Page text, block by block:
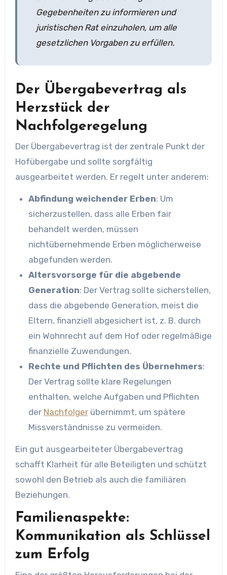
Gegebenheiten zu informieren und
juristischen Rat einzuholen, um alle
gesetzlichen Vorgaben zu erfüllen.
Der Übergabevertrag als
Herzstück der
Nachfolgeregelung
Der Übergabevertrag ist der zentrale Punkt der
Hofübergabe und sollte sorgfältig
ausgearbeitet werden. Er regelt unter anderem:
Abfindung weichender Erben: Um
sicherzustellen, dass alle Erben fair
behandelt werden, müssen
nichtübernehmende Erben möglicherweise
abgefunden werden.
Altersvorsorge für die abgebende
Generation: Der Vertrag sollte sicherstellen,
dass die abgebende Generation, meist die
Eltern, finanziell abgesichert ist, z. B. durch
ein Wohnrecht auf dem Hof oder regelmäßige
finanzielle Zuwendungen.
Rechte und Pflichten des Übernehmers:
Der Vertrag sollte klare Regelungen
enthalten, welche Aufgaben und Pflichten
der Nachfolgerübernimmt, um spätere
Missverständnisse zu vermeiden.
Ein gut ausgearbeiteter Übergabevertrag
schafft Klarheit für alle Beteiligten und schützt
sowohl den Betrieb als auch die familiären
Beziehungen.
Familienaspekte:
Kommunikation als Schlüssel
zum Erfolg